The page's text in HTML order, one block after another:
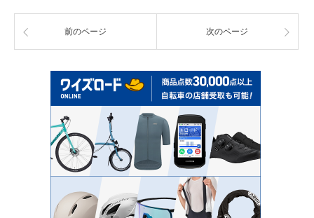
前のページ 次のページ